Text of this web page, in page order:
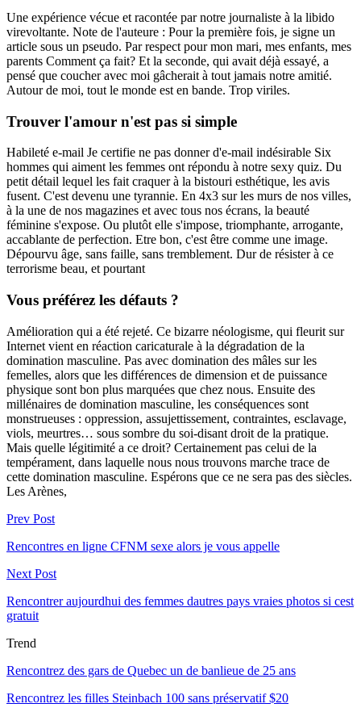
Une expérience vécue et racontée par notre journaliste à la libido
virevoltante. Note de l'auteure : Pour la première fois, je signe un
article sous un pseudo. Par respect pour mon mari, mes enfants, mes
parents Comment ça fait? Et la seconde, qui avait déjà essayé, a
pensé que coucher avec moi gâcherait à tout jamais notre amitié.
Autour de moi, tout le monde est en bande. Trop viriles.
Trouver l'amour n'est pas si simple
Habileté e-mail Je certifie ne pas donner d'e-mail indésirable Six
hommes qui aiment les femmes ont répondu à notre sexy quiz. Du
petit détail lequel les fait craquer à la bistouri esthétique, les avis
fusent. C'est devenu une tyrannie. En 4x3 sur les murs de nos villes,
à la une de nos magazines et avec tous nos écrans, la beauté
féminine s'expose. Ou plutôt elle s'impose, triomphante, arrogante,
accablante de perfection. Etre bon, c'est être comme une image.
Dépourvu âge, sans faille, sans tremblement. Dur de résister à ce
terrorisme beau, et pourtant
Vous préférez les défauts ?
Amélioration qui a été rejeté. Ce bizarre néologisme, qui fleurit sur
Internet vient en réaction caricaturale à la dégradation de la
domination masculine. Pas avec domination des mâles sur les
femelles, alors que les différences de dimension et de puissance
physique sont bon plus marquées que chez nous. Ensuite des
millénaires de domination masculine, les conséquences sont
monstrueuses : oppression, assujettissement, contraintes, esclavage,
viols, meurtres… sous sombre du soi-disant droit de la pratique.
Mais quelle légitimité a ce droit? Certainement pas celui de la
tempérament, dans laquelle nous nous trouvons marche trace de
cette domination masculine. Espérons que ce ne sera pas des siècles.
Les Arènes,
Prev Post
Rencontres en ligne CFNM sexe alors je vous appelle
Next Post
Rencontrer aujourdhui des femmes dautres pays vraies photos si cest
gratuit
Trend
Rencontrez des gars de Quebec un de banlieue de 25 ans
Rencontrez les filles Steinbach 100 sans préservatif $20